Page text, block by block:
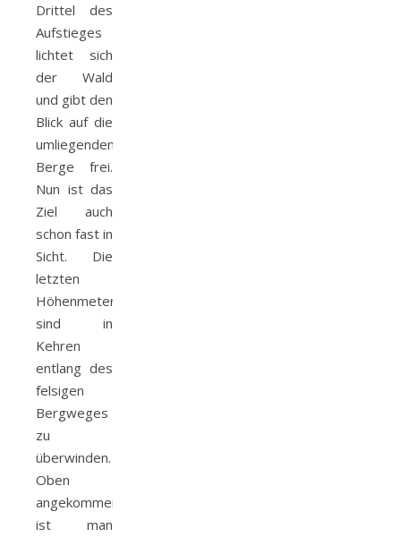
Drittel des
Aufstieges
lichtet sich
der Wald
und gibt den
Blick auf die
umliegenden
Berge frei.
Nun ist das
Ziel auch
schon fast in
Sicht. Die
letzten
Höhenmeter
sind in
Kehren
entlang des
felsigen
Bergweges
zu
überwinden.
Oben
angekommen
ist man